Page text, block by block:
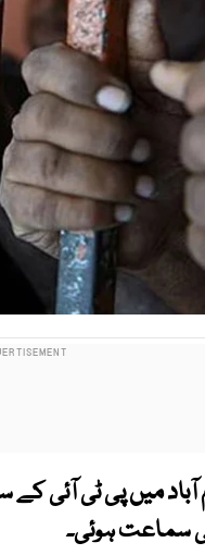
میں پی ٹی آئی
سماعت ہوئی۔